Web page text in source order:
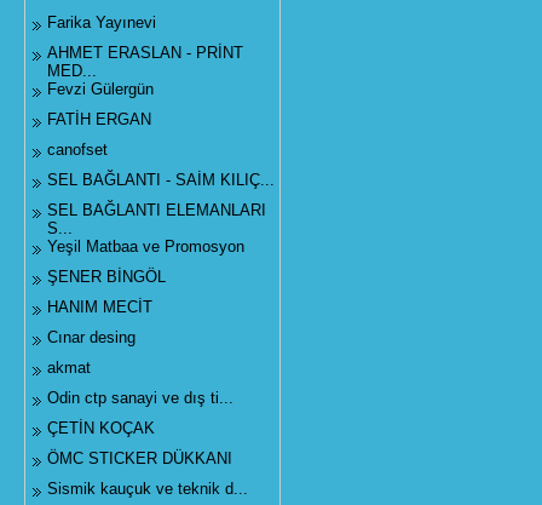
Farika Yayınevi
AHMET ERASLAN - PRİNT
MED...
Fevzi Gülergün
FATİH ERGAN
canofset
SEL BAĞLANTI - SAİM KILIÇ...
SEL BAĞLANTI ELEMANLARI
S...
Yeşil Matbaa ve Promosyon
ŞENER BİNGÖL
HANIM MECİT
Cınar desing
akmat
Odin ctp sanayi ve dış ti...
ÇETİN KOÇAK
ÖMC STICKER DÜKKANI
Sismik kauçuk ve teknik d...